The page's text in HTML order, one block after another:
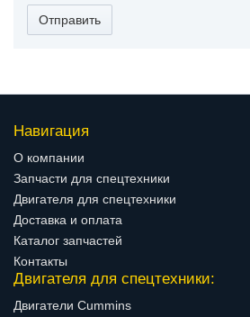
Отправить
Навигация
О компании
Запчасти для спецтехники
Двигателя для спецтехники
Доставка и оплата
Каталог запчастей
Контакты
Двигателя для спецтехники:
Двигатели Cummins